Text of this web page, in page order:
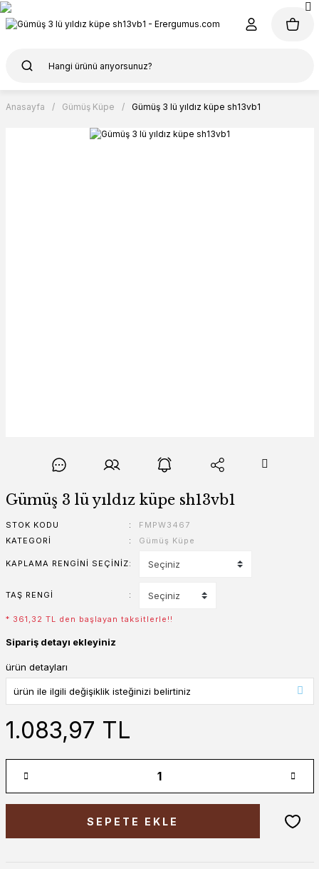
Anasayfa Gümüş Küpe Gümüş 3 lü yıldız küpe sh13vb1
Gümüş 3 lü yıldız küpe sh13vb1
STOK KODU
FMPW3467
KATEGORI
Gümüş Küpe
KAPLAMA RENGINI SEÇINIZ
TAŞ RENGI
* 361,32 TL den başlayan taksitlerle!!
Sipariş detayı ekleyiniz
ürün detayları
1.083,97 TL
SEPETE EKLE